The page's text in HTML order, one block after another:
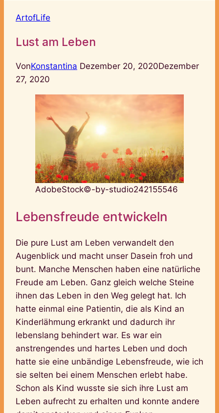
ArtofLife
Lust am Leben
VonKonstantina Dezember 20, 2020Dezember
27, 2020
AdobeStock©-by-studio242155546
Lebensfreude entwickeln
Die pure Lust am Leben verwandelt den
Augenblick und macht unser Dasein froh und
bunt. Manche Menschen haben eine natürliche
Freude am Leben. Ganz gleich welche Steine
ihnen das Leben in den Weg gelegt hat. Ich
hatte einmal eine Patientin, die als Kind an
Kinderlähmung erkrankt und dadurch ihr
lebenslang behindert war. Es war ein
anstrengendes und hartes Leben und doch
hatte sie eine unbändige Lebensfreude, wie ich
sie selten bei einem Menschen erlebt habe.
Schon als Kind wusste sie sich ihre Lust am
Leben aufrecht zu erhalten und konnte andere